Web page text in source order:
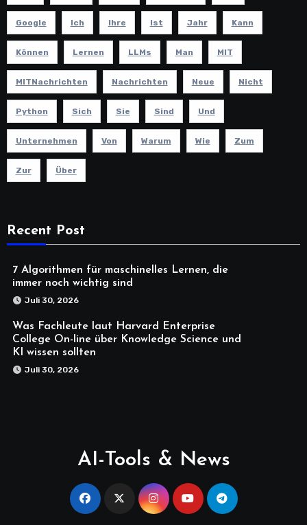
Google Ich Ihre Ist Jahr Kann
Können Lernen LLMs Man MIT
MITNachrichten Nachrichten Neue Nicht
Python Sich Sie Sind Und
Unternehmen Von Warum Wie Zum
Zur Über
Recent Post
7 Algorithmen für maschinelles Lernen, die
immer noch wichtig sind
Juli 30, 2026
Was Fachleute laut Harvard Enterprise
College On-line über Knowledge Science und
KI wissen sollten
Juli 30, 2026
AI-Tools & News